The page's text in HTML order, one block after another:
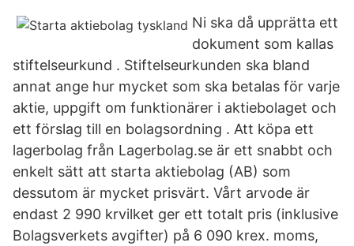
Ni ska då upprätta ett
dokument som kallas
stiftelseurkund . Stiftelseurkunden ska bland
annat ange hur mycket som ska betalas för varje
aktie, uppgift om funktionärer i aktiebolaget och
ett förslag till en bolagsordning . Att köpa ett
lagerbolag från Lagerbolag.se är ett snabbt och
enkelt sätt att starta aktiebolag (AB) som
dessutom är mycket prisvärt. Vårt arvode är
endast 2 990 krvilket ger ett totalt pris (inklusive
Bolagsverkets avgifter) på 6 090 krex. moms,